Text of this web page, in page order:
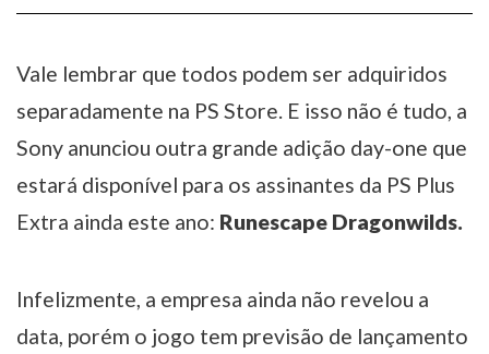
Vale lembrar que todos podem ser adquiridos
separadamente na PS Store. E isso não é tudo, a
Sony anunciou outra grande adição day-one que
estará disponível para os assinantes da PS Plus
Extra ainda este ano: Runescape Dragonwilds.
Infelizmente, a empresa ainda não revelou a
data, porém o jogo tem previsão de lançamento